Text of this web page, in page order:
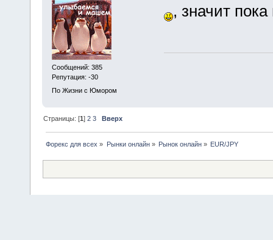
Сообщений: 385
Репутация: -30
По Жизни с Юмором
, значит
Страницы: [1]2 3 Вверх
Форекс для всех » Рынки онлайн» Рынок онлайн» EUR/JPY